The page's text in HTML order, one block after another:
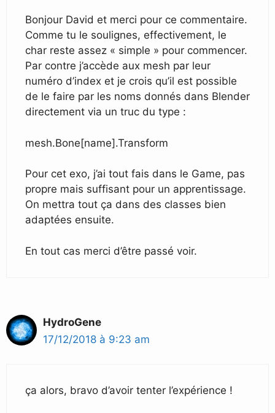
Bonjour David et merci pour ce commentaire.
Comme tu le soulignes, effectivement, le
char reste assez « simple » pour commencer.
Par contre j’accède aux mesh par leur
numéro d’index et je crois qu’il est possible
de le faire par les noms donnés dans Blender
directement via un truc du type :
mesh.Bone[name].Transform
Pour cet exo, j’ai tout fais dans le Game, pas
propre mais suffisant pour un apprentissage.
On mettra tout ça dans des classes bien
adaptées ensuite.
En tout cas merci d’être passé voir.
HydroGene
17/12/2018 à 9:23 am
ça alors, bravo d’avoir tenter l’expérience !